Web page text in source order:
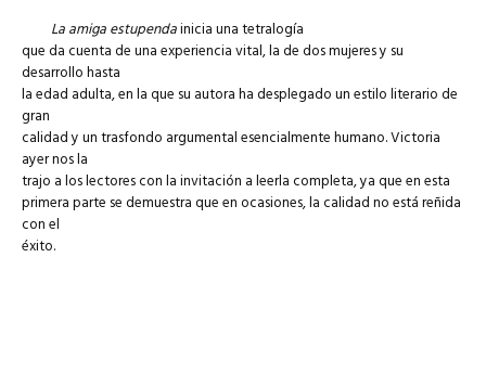
La amiga estupendainicia una tetralogía
que da cuenta de una experiencia vital, la de dos mujeres y su
desarrollo hasta
la edad adulta, en la que su autora ha desplegado un estilo literario de
gran
calidad y un trasfondo argumental esencialmente humano. Victoria
ayer nos la
trajo a los lectores con la invitación a leerla completa, ya que en esta
primera parte se demuestra que en ocasiones, la calidad no está reñida
con el
éxito.